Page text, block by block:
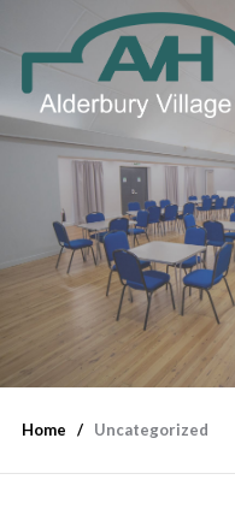
Home Uncategorized